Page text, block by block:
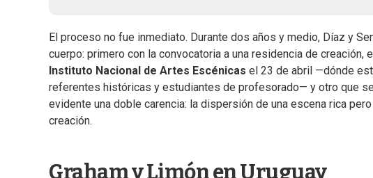
El proceso no fue inmediato. Durante dos años y medio, Díaz y
cuerpo: primero con la convocatoria a una residencia de creación,
Instituto Nacional de Artes Escénicas el 23 de abril —dónde
referentes históricas y estudiantes de profesorado— y otro que
evidente una doble carencia: la dispersión de una escena rica
creación.
Graham y Limón en Uruguay